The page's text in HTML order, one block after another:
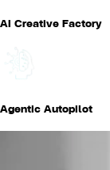
AI Creative Factory
Agentic Autopilot